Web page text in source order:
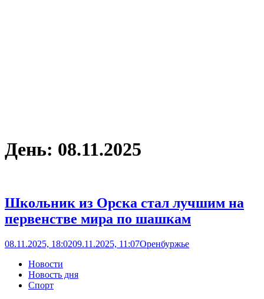
День: 08.11.2025
Школьник из Орска стал лучшим на
первенстве мира по шашкам
08.11.2025, 18:0209.11.2025, 11:07Оренбуржье
Новости
Новость дня
Спорт